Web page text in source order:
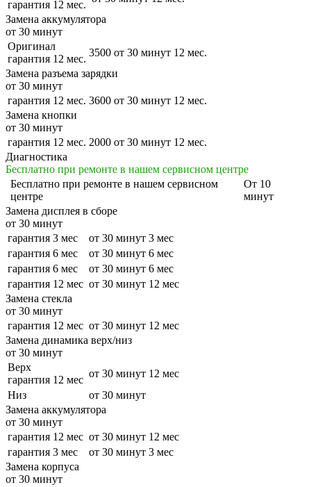
гарантия 12 мес.
Замена аккумулятора
от 30 минут
Оригинал
гарантия 12 мес.
3500 от 30 минут 12 мес.
Замена разъема зарядки
от 30 минут
гарантия 12 мес. 3600 от 30 минут 12 мес.
Замена кнопки
от 30 минут
гарантия 12 мес. 2000 от 30 минут 12 мес.
Диагностика
Бесплатно при ремонте в нашем сервисном центре
Бесплатно при ремонте в нашем сервисном
центре
От 10
минут
Замена дисплея в сборе
от 30 минут
гарантия 3 мес
от 30 минут 3 мес
гарантия 6 мес
от 30 минут 6 мес
гарантия 6 мес
от 30 минут 6 мес
гарантия 12 мес от 30 минут 12 мес
Замена стекла
от 30 минут
гарантия 12 мес от 30 минут 12 мес
Замена динамика верх/низ
от 30 минут
Верх
гарантия 12 мес
от 30 минут 12 мес
Низ
от 30 минут
Замена аккумулятора
от 30 минут
гарантия 12 мес от 30 минут 12 мес
гарантия 3 мес
от 30 минут 3 мес
Замена корпуса
от 30 минут